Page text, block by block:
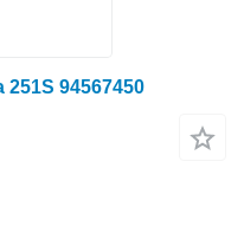
94567450